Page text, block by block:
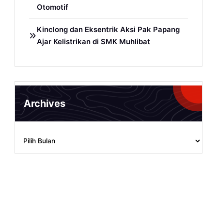
Otomotif
Kinclong dan Eksentrik Aksi Pak Papang
Ajar Kelistrikan di SMK Muhlibat
Archives